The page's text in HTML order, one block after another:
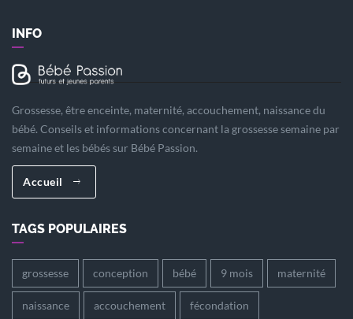
INFO
Grossesse, être enceinte, maternité, accouchement, naissance du
bébé. Conseils et informations concernant la grossesse semaine par
semaine et les bébés sur Bébé Passion.
Accueil
TAGS POPULAIRES
grossesse conception bébé 9 mois maternité
naissance accouchement fécondation